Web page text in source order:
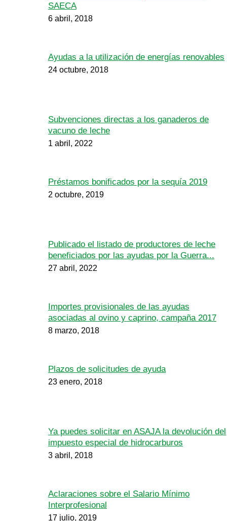
SAECA
6 abril, 2018
Ayudas a la utilización de energías renovables
24 octubre, 2018
Subvenciones directas a los ganaderos de
vacuno de leche
1 abril, 2022
Préstamos bonificados por la sequía 2019
2 octubre, 2019
Publicado el listado de productores de leche
beneficiados por las ayudas por la Guerra...
27 abril, 2022
Importes provisionales de las ayudas
asociadas al ovino y caprino, campaña 2017
8 marzo, 2018
Plazos de solicitudes de ayuda
23 enero, 2018
Ya puedes solicitar en ASAJA la devolución del
impuesto especial de hidrocarburos
3 abril, 2018
Aclaraciones sobre el Salario Mínimo
Interprofesional
17 julio, 2019